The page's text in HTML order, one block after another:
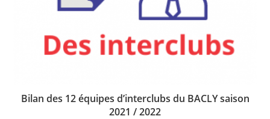
Bilan des 12 équipes d’interclubs du BACLY saison
2021 / 2022